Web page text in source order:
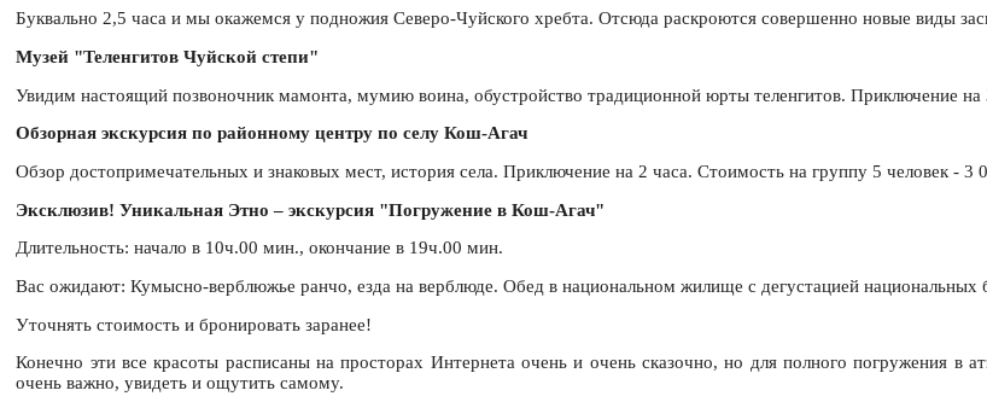
Буквально 2,5 часа и мы окажемся у подножия Северо-Чуйского хребта. Отсюда раскроются совершенно новые виды
Музей "Теленгитов Чуйской степи"
Увидим настоящий позвоночник мамонта, мумию воина, обустройство традиционной юрты теленгитов. Приключение на
Обзорная экскурсия по районному центру по селу Кош-Агач
Обзор достопримечательных и знаковых мест, история села. Приключение на 2 часа. Стоимость на группу 5 человек - 3
Эксклюзив! Уникальная Этно – экскурсия "Погружение в Кош-Агач"
Длительность: начало в 10ч.00 мин., окончание в 19ч.00 мин.
Вас ожидают: Кумысно-верблюжье ранчо, езда на верблюде. Обед в национальном жилище с дегустацией
Уточнять стоимость и бронировать заранее!
Конечно эти все красоты расписаны на просторах Интернета очень и очень сказочно, но для полного погружения в
очень важно, увидеть и ощутить самому.